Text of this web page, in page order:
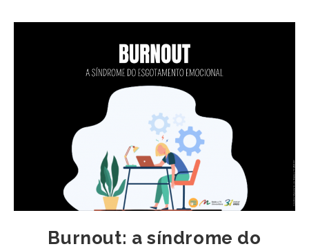
Burnout: a síndrome do